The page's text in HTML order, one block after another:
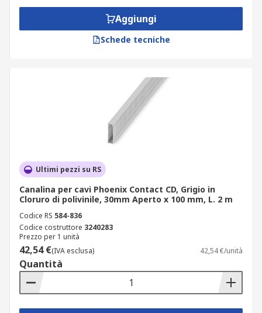
Aggiungi
Schede tecniche
Ultimi pezzi su RS
Canalina per cavi Phoenix Contact CD, Grigio in
Cloruro di polivinile, 30mm Aperto x 100 mm, L. 2 m
Codice RS 584-836
Codice costruttore 3240283
Prezzo per 1 unità
42,54 €(IVA esclusa) 42,54 €/unità
Quantità